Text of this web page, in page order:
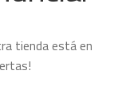
tienda está en